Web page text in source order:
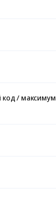
код / максимум